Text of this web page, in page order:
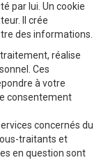
par lui. Un cookie
Il crée
des informations.
réalise
Ces
à votre
consentement
concernés du
traitants et
en question sont